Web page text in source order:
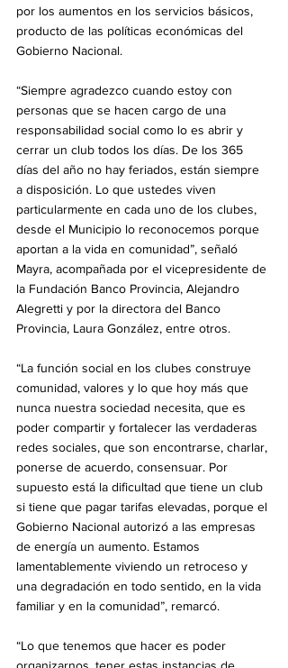
por los aumentos en los servicios básicos,
producto de las políticas económicas del
Gobierno Nacional.
“Siempre agradezco cuando estoy con
personas que se hacen cargo de una
responsabilidad social como lo es abrir y
cerrar un club todos los días. De los 365
días del año no hay feriados, están siempre
a disposición. Lo que ustedes viven
particularmente en cada uno de los clubes,
desde el Municipio lo reconocemos porque
aportan a la vida en comunidad”, señaló
Mayra, acompañada por el vicepresidente de
la Fundación Banco Provincia, Alejandro
Alegretti y por la directora del Banco
Provincia, Laura González, entre otros.
“La función social en los clubes construye
comunidad, valores y lo que hoy más que
nunca nuestra sociedad necesita, que es
poder compartir y fortalecer las verdaderas
redes sociales, que son encontrarse, charlar,
ponerse de acuerdo, consensuar. Por
supuesto está la dificultad que tiene un club
si tiene que pagar tarifas elevadas, porque el
Gobierno Nacional autorizó a las empresas
de energía un aumento. Estamos
lamentablemente viviendo un retroceso y
una degradación en todo sentido, en la vida
familiar y en la comunidad”, remarcó.
“Lo que tenemos que hacer es poder